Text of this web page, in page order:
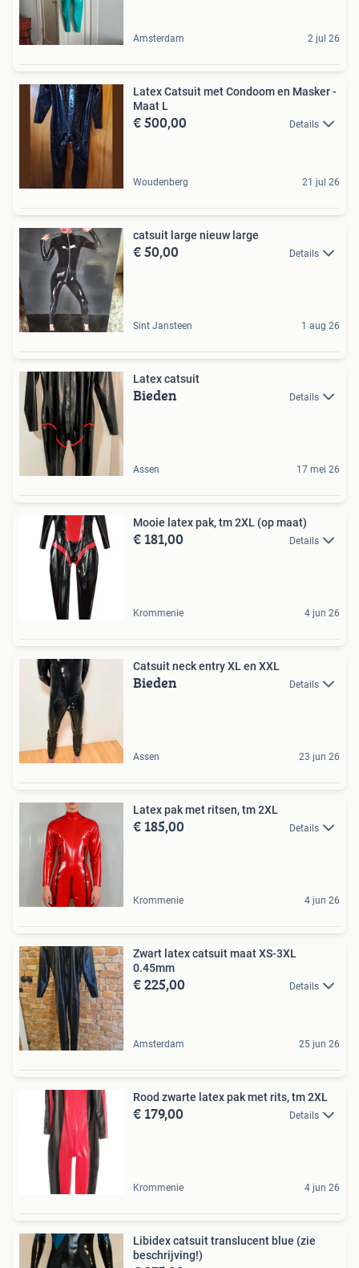
Amsterdam 2 jul 26
Latex Catsuit met Condoom en Masker -
Maat L
€ 500,00 Details
Woudenberg 21 jul 26
catsuit large nieuw large
€ 50,00 Details
Sint Jansteen 1 aug 26
Latex catsuit
Bieden Details
Assen 17 mei 26
Mooie latex pak, tm 2XL (op maat)
€ 181,00 Details
Krommenie 4 jun 26
Catsuit neck entry XL en XXL
Bieden Details
Assen 23 jun 26
Latex pak met ritsen, tm 2XL
€ 185,00 Details
Krommenie 4 jun 26
Zwart latex catsuit maat XS-3XL
0.45mm
€ 225,00 Details
Amsterdam 25 jun 26
Rood zwarte latex pak met rits, tm 2XL
€ 179,00 Details
Krommenie 4 jun 26
Libidex catsuit translucent blue (zie
beschrijving!)